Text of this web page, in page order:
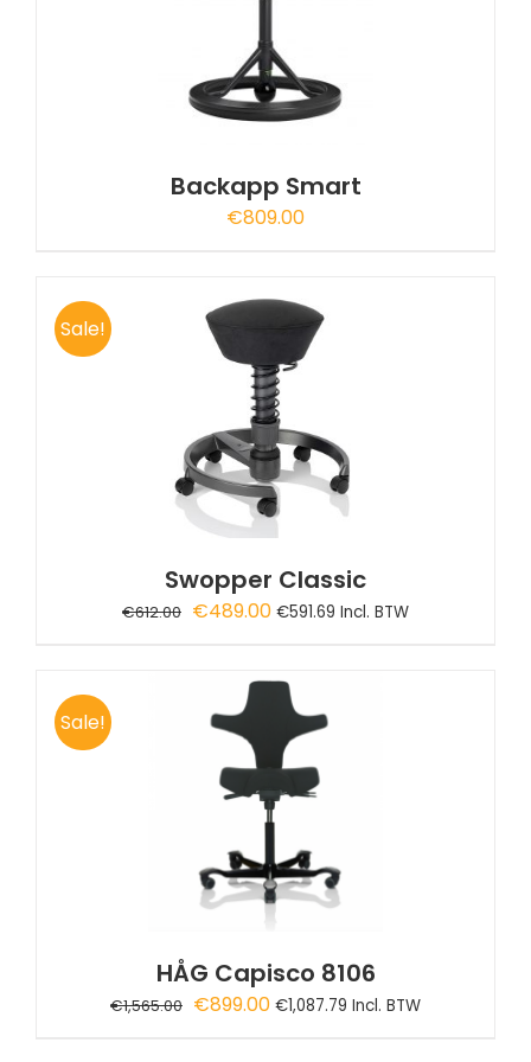
Backapp Smart
€809.00
Sale!
Swopper Classic
€612.00 Oorspronkelijke
€612.00.
€489.00Huidige
€489.00.
€591.69 Incl. BTW
Sale!
HÅG Capisco 8106
€1,565.00 Oorspronkelijke
€899.00Huidige
€1,087.79 Incl. BTW